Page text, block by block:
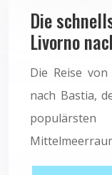
Die
Livorno
Die Reise
nach Bastia,